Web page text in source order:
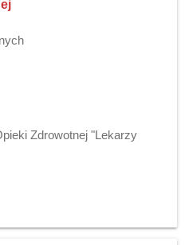
Zdrowotnej "Lekarzy